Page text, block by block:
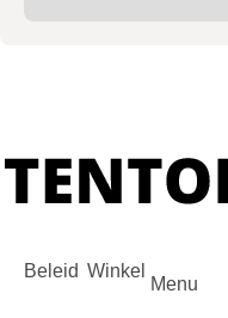
Beleid Winkel
Menu